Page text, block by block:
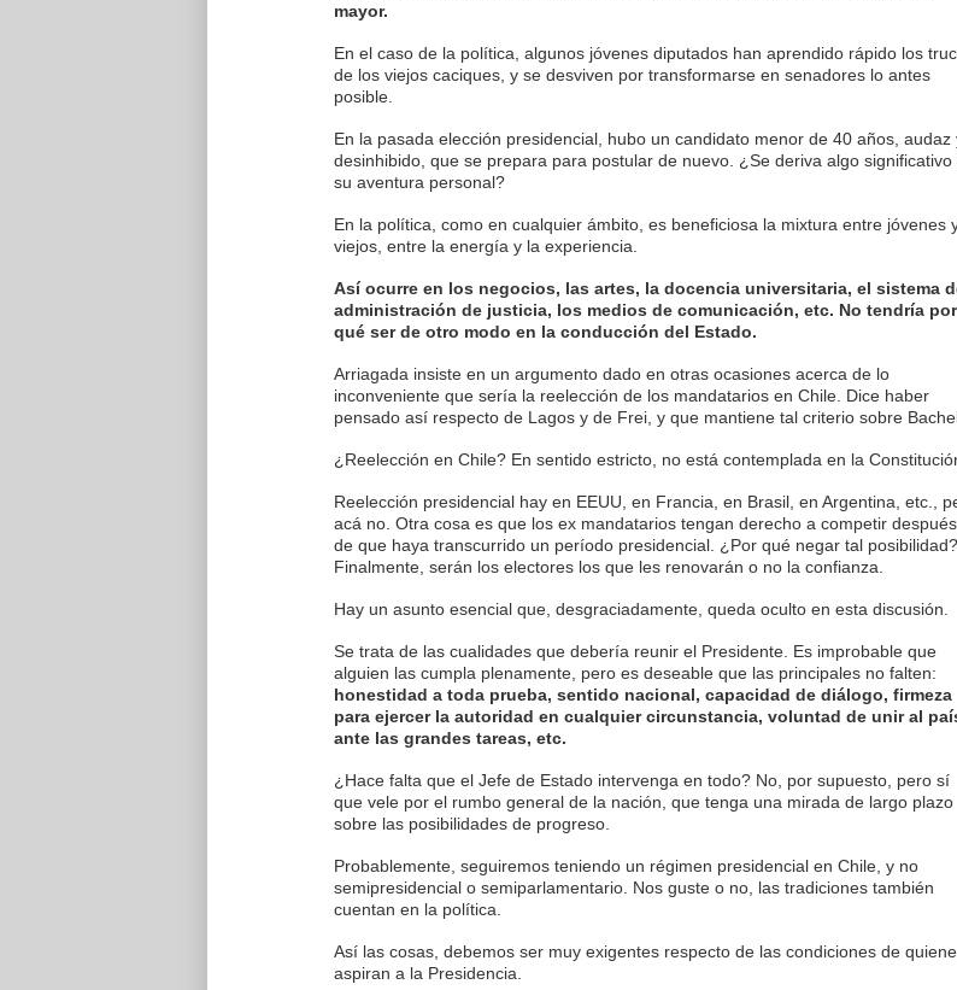
mayor.
En el caso de la política, algunos jóvenes diputados han aprendido rápido los
de los viejos caciques, y se desviven por transformarse en senadores lo antes
posible.
En la pasada elección presidencial, hubo un candidato menor de 40 años, audaz
desinhibido, que se prepara para postular de nuevo. ¿Se deriva algo significativo
su aventura personal?
En la política, como en cualquier ámbito, es beneficiosa la mixtura entre jóvenes
viejos, entre la energía y la experiencia.
Así ocurre en los negocios, las artes, la docencia universitaria, el sistema
administración de justicia, los medios de comunicación, etc. No tendría por
qué ser de otro modo en la conducción del Estado.
Arriagada insiste en un argumento dado en otras ocasiones acerca de lo
inconveniente que sería la reelección de los mandatarios en Chile. Dice haber
pensado así respecto de Lagos y de Frei, y que mantiene tal criterio sobre
¿Reelección en Chile? En sentido estricto, no está contemplada en la
Reelección presidencial hay en EEUU, en Francia, en Brasil, en Argentina, etc.,
acá no. Otra cosa es que los ex mandatarios tengan derecho a competir después
de que haya transcurrido un período presidencial. ¿Por qué negar tal posibilidad?
Finalmente, serán los electores los que les renovarán o no la confianza.
Hay un asunto esencial que, desgraciadamente, queda oculto en esta discusión.
Se trata de las cualidades que debería reunir el Presidente. Es improbable que
alguien las cumpla plenamente, pero es deseable que las principales no falten:
honestidad a toda prueba, sentido nacional, capacidad de diálogo, firmeza
para ejercer la autoridad en cualquier circunstancia, voluntad de unir al
ante las grandes tareas, etc.
¿Hace falta que el Jefe de Estado intervenga en todo? No, por supuesto, pero sí
que vele por el rumbo general de la nación, que tenga una mirada de largo plazo
sobre las posibilidades de progreso.
Probablemente, seguiremos teniendo un régimen presidencial en Chile, y no
semipresidencial o semiparlamentario. Nos guste o no, las tradiciones también
cuentan en la política.
Así las cosas, debemos ser muy exigentes respecto de las condiciones de
aspiran a la Presidencia.